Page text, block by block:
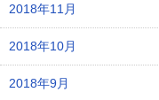
2018年11月
2018年10月
2018年9月